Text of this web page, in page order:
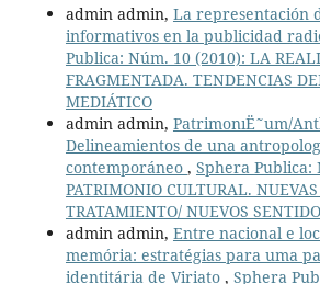
admin admin, La representación
informativos en la publicidad
Publica: Núm. 10 (2010): LA
FRAGMENTADA. TENDENCIAS
MEDIÁTICO
admin admin, PatrimonıË˜um/
Delineamientos de una
contemporáneo , Sphera Publica:
PATRIMONIO CULTURAL.
TRATAMIENTO/ NUEVOS
admin admin, Entre nacional e
memória: estratégias para uma
identitária de Viriato , Sphera